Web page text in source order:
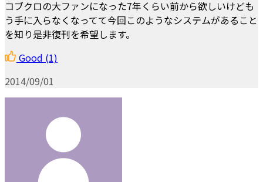
コブクロの大ファンになった7年くらい前から欲しいけども
う手に入らなくなってて今回このようなシステムがあること
を知り是非復刊を希望します。
Good (1)
2014/09/01